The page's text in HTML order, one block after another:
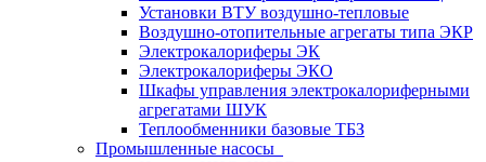
Установки ВТУ воздушно-тепловые
Воздушно-отопительные агрегаты типа ЭКР
Электрокалориферы ЭК
Электрокалориферы ЭКО
Шкафы управления электрокалориферными
агрегатами ШУК
Теплообменники базовые ТБЗ
Промышленные насосы